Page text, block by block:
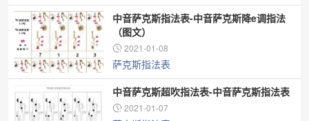
中音萨克斯指法表-中音萨克斯降e调指法
（图文）
2021-01-08
萨克斯指法表
中音萨克斯超吹指法表-中音萨克斯指法表
2021-01-07